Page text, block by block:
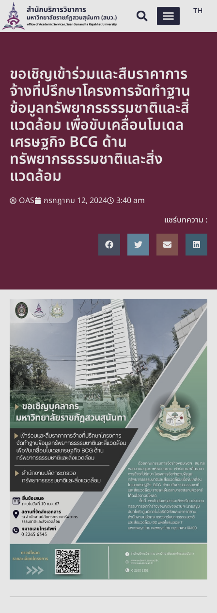
TH
ขอเชิญเข้าร่วมและสืบราคาการ
จ้างที่ปรึกษาโครงการจัดทำฐาน
ข้อมูลทรัพยากรธรรมชาติและสิ่
แวดล้อม เพื่อขับเคลื่อนโมเดล
เศรษฐกิจ BCG ด้าน
ทรัพยากรธรรมชาติและสิ่ง
แวดล้อม
OAS กรกฎาคม 12, 2024
3:40 am
แชร์บทความ :